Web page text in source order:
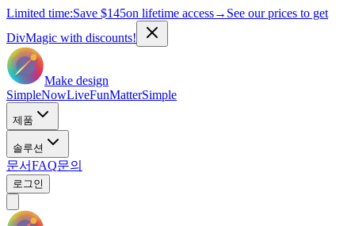
Limited time:Save $145on lifetime access→ See our prices to get
DivMagic with discounts!
Make design
SimpleNowLiveFunMatterSimple
제품
솔루션
문서FAQ문의
로그인